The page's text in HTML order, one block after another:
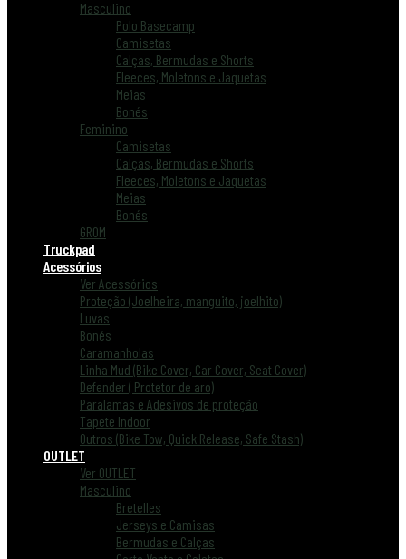
Masculino
Polo Basecamp
Camisetas
Calças, Bermudas e Shorts
Fleeces, Moletons e Jaquetas
Meias
Bonés
Feminino
Camisetas
Calças, Bermudas e Shorts
Fleeces, Moletons e Jaquetas
Meias
Bonés
GROM
Truckpad
Acessórios
Ver Acessórios
Proteção (Joelheira, manguito, joelhito)
Luvas
Bonés
Caramanholas
Linha Mud (Bike Cover, Car Cover, Seat Cover)
Defender ( Protetor de aro)
Paralamas e Adesivos de proteção
Tapete Indoor
Outros (Bike Tow, Quick Release, Safe Stash)
OUTLET
Ver OUTLET
Masculino
Bretelles
Jerseys e Camisas
Bermudas e Calças